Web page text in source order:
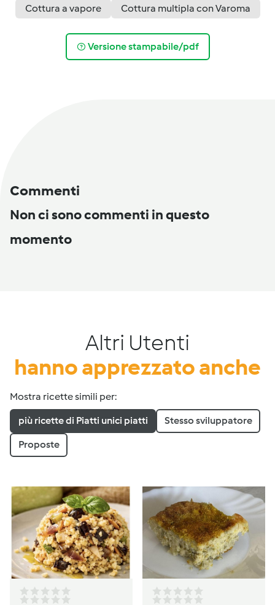
Cottura a vapore
Cottura multipla con Varoma
Versione stampabile/pdf
Commenti
Non ci sono commenti in questo
momento
Altri Utenti
hanno apprezzato anche
Mostra ricette simili per:
più ricette di Piatti unici piatti Stesso sviluppatore
Proposte